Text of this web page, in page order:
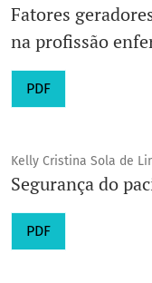
Fatores
na profissão
PDF
Kelly Cristina Sola de
Segurança do
PDF